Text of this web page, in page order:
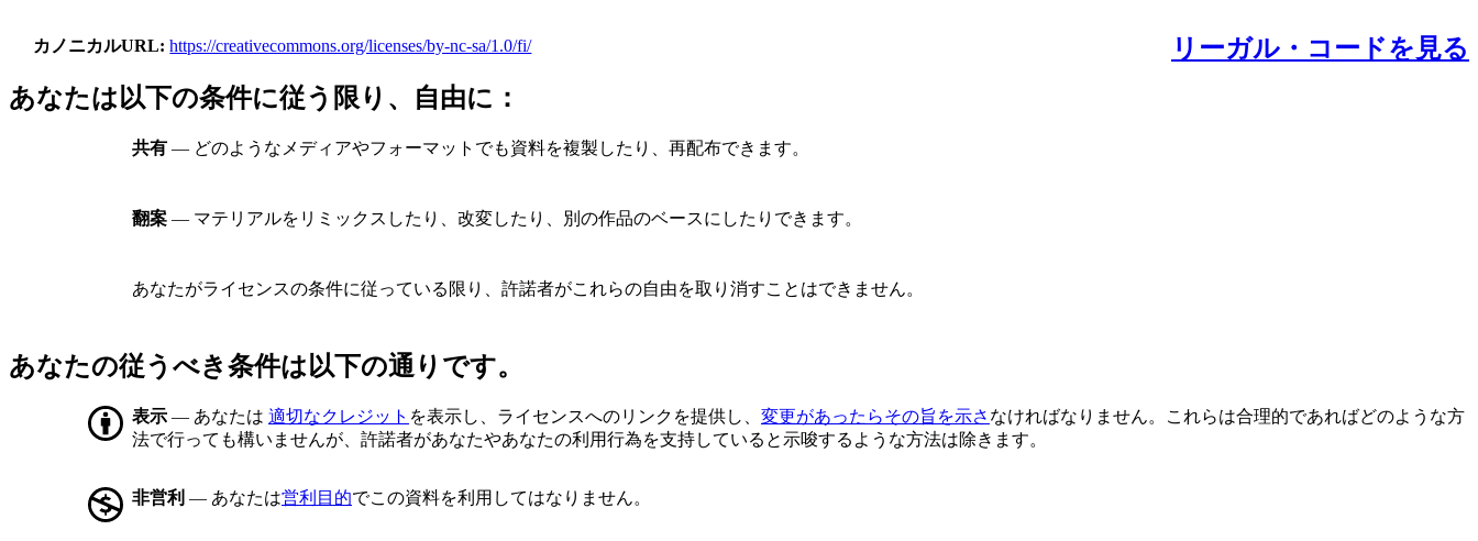
カノニカルURL https://creativecommons.org/licenses/by-nc-sa/1.0/fi/
リーガル・コードを見る
あなたは以下の条件に従う限り、自由に：
共有 — どのようなメディアやフォーマットでも資料を複製したり、再配布できます。
翻案 — マテリアルをリミックスしたり、改変したり、別の作品のベースにしたりできます。
あなたがライセンスの条件に従っている限り、許諾者がこれらの自由を取り消すことはできません。
あなたの従うべき条件は以下の通りです。
表示 — あなたは 適切なクレジット を表示し、ライセンスへのリンクを提供し、 変更があったらその旨を示さ なければなりません。これらは合理的であればどのような方
法で行っても構いませんが、許諾者があなたやあなたの利用行為を支持していると示唆するような方法は除きます。
非営利 — あなたは営利目的でこの資料を利用してはなりません。